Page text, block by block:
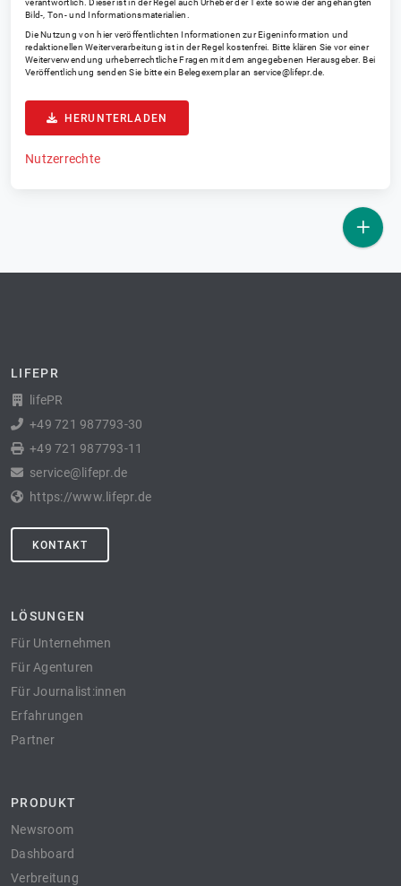
verantwortlich. Dieser ist in der Regel auch Urheber der Texte sowie der angehängten
Bild-, Ton- und Informationsmaterialien.
Die Nutzung von hier veröffentlichten Informationen zur Eigeninformation und
redaktionellen Weiterverarbeitung ist in der Regel kostenfrei. Bitte klären Sie vor einer
Weiterverwendung urheberrechtliche Fragen mit dem angegebenen Herausgeber. Bei
Veröffentlichung senden Sie bitte ein Belegexemplar an service@lifepr.de
HERUNTERLADEN
Nutzerrechte
LIFEPR
lifePR
+49 721 987793-30
+49 721 987793-11
service@lifepr.de
https://www.lifepr.de
KONTAKT
LÖSUNGEN
Für Unternehmen
Für Agenturen
Für Journalist:innen
Erfahrungen
Partner
PRODUKT
Newsroom
Dashboard
Verbreitung